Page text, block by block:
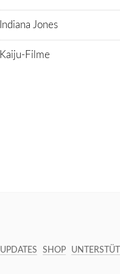
Indiana Jones
Kaiju-Filme
UPDATES SHOP